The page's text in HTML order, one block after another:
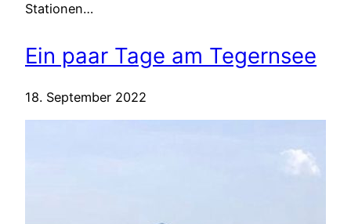
Stationen…
Ein paar Tage am Tegernsee
18. September 2022